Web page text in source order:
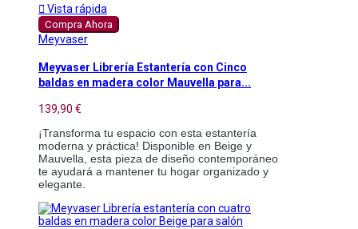
 Vista rápida
Compra Ahora
Meyvaser
Meyvaser Librería Estantería con Cinco
baldas en madera color Mauvella para...
139,90 €
¡Transforma tu espacio con esta estantería
moderna y práctica! Disponible en Beige y
Mauvella, esta pieza de diseño contemporáneo
te ayudará a mantener tu hogar organizado y
elegante.